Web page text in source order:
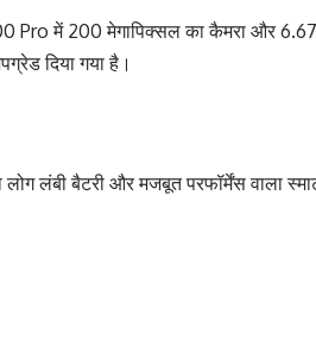
Pro में 200 मेगापिक्सल का कैमरा और
दिया गया है।
लंबी बैटरी और मजबूत परफॉर्मेंस वाला